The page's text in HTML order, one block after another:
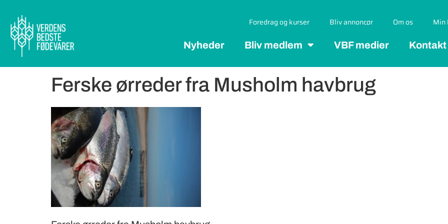
Foredrag og kurser Bliv annoncør Om os Min
Nyheder Bliv medlem VBF medier Kontakt
Ferske ørreder fra Musholm havbrug